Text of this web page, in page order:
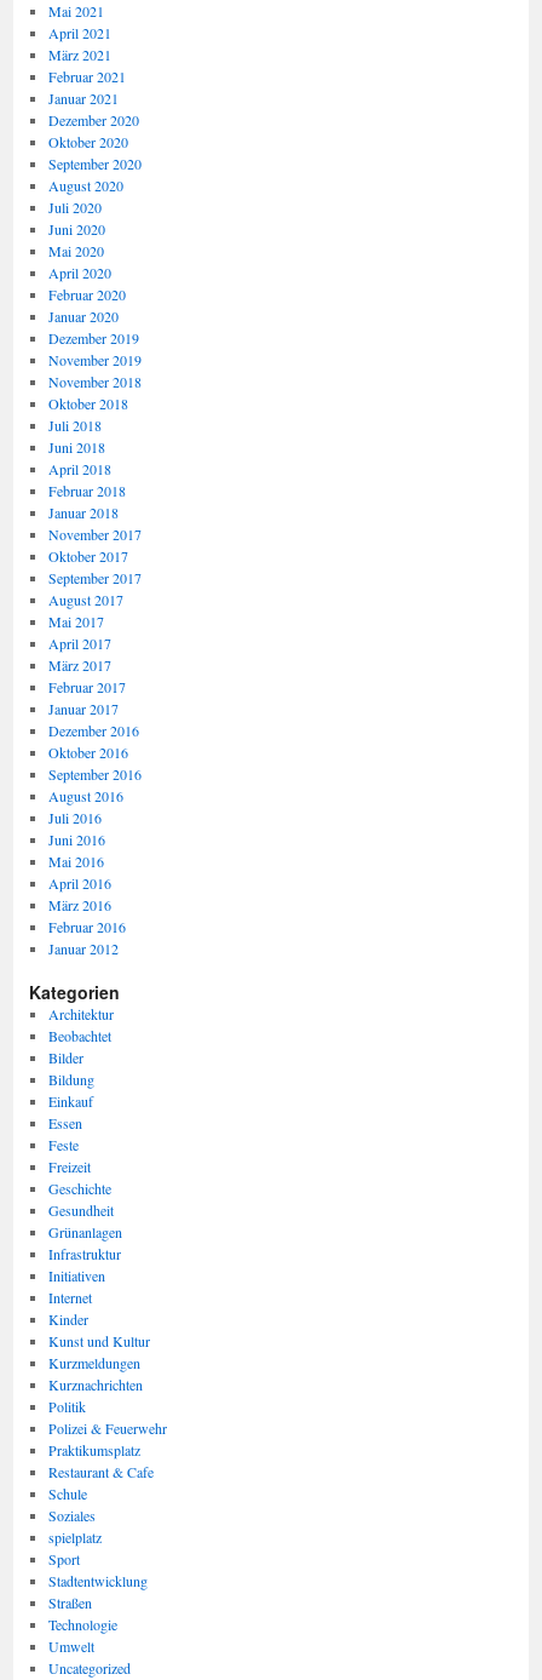
Mai 2021
April 2021
März 2021
Februar 2021
Januar 2021
Dezember 2020
Oktober 2020
September 2020
August 2020
Juli 2020
Juni 2020
Mai 2020
April 2020
Februar 2020
Januar 2020
Dezember 2019
November 2019
November 2018
Oktober 2018
Juli 2018
Juni 2018
April 2018
Februar 2018
Januar 2018
November 2017
Oktober 2017
September 2017
August 2017
Mai 2017
April 2017
März 2017
Februar 2017
Januar 2017
Dezember 2016
Oktober 2016
September 2016
August 2016
Juli 2016
Juni 2016
Mai 2016
April 2016
März 2016
Februar 2016
Januar 2012
Kategorien
Architektur
Beobachtet
Bilder
Bildung
Einkauf
Essen
Feste
Freizeit
Geschichte
Gesundheit
Grünanlagen
Infrastruktur
Initiativen
Internet
Kinder
Kunst und Kultur
Kurzmeldungen
Kurznachrichten
Politik
Polizei & Feuerwehr
Praktikumsplatz
Restaurant & Cafe
Schule
Soziales
spielplatz
Sport
Stadtentwicklung
Straßen
Technologie
Umwelt
Uncategorized